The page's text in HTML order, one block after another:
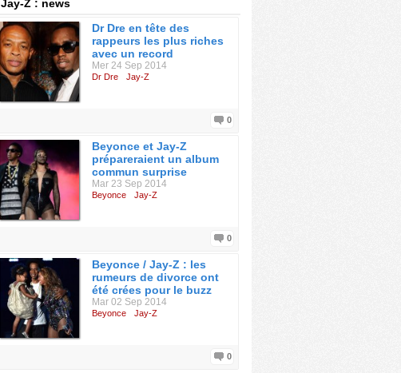
Jay-Z : news
Dr Dre en tête des
rappeurs les plus riches
avec un record
Mer 24 Sep 2014
Dr Dre Jay-Z
0
Beyonce et Jay-Z
prépareraient un album
commun surprise
Mar 23 Sep 2014
Beyonce Jay-Z
0
Beyonce / Jay-Z : les
rumeurs de divorce ont
été crées pour le buzz
Mar 02 Sep 2014
Beyonce Jay-Z
0